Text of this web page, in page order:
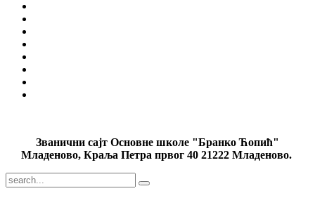
Званични сајт Основне школе "Бранко Ћопић"
Младеново, Краља Петра првог 40 21222 Младеново.